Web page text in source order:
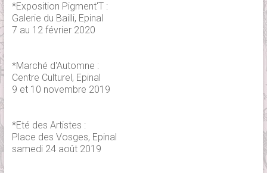
*Exposition Pigment'T :
Galerie du Bailli, Epinal
7 au 12 février 2020
*Marché d'Automne :
Centre Culturel, Epinal
9 et 10 novembre 2019
*Eté des Artistes :
Place des Vosges, Epinal
samedi 24 août 2019